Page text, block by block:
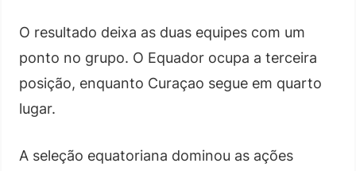
O resultado deixa as duas equipes com um
ponto no grupo. O Equador ocupa a terceira
posição, enquanto Curaçao segue em quarto
lugar.
A seleção equatoriana dominou as ações